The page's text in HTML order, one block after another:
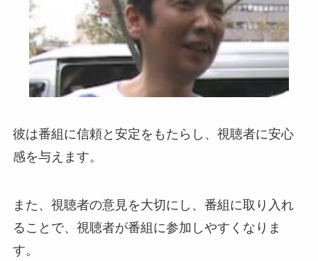
彼は番組に信頼と安定をもたらし、視聴者に安心
感を与えます。
また、視聴者の意見を大切にし、番組に取り入れ
ることで、視聴者が番組に参加しやすくなりま
す。